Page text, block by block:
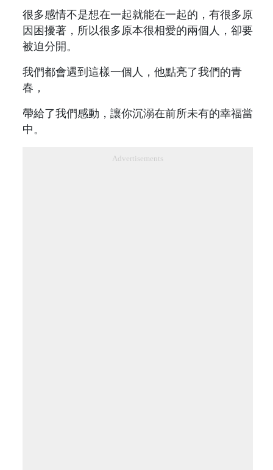
很多感情不是想在一起就能在一起的，有很多原
因困擾著，所以很多原本很相愛的兩個人，卻要
被迫分開。
我們都會遇到這樣一個人，他點亮了我們的青
春，
帶給了我們感動，讓你沉溺在前所未有的幸福當
中。
Advertisements